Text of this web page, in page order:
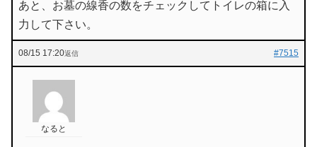
あと、お墓の線香の数をチェックしてトイレの箱に入
力して下さい。
08/15 17:20 #7515
返信
なると